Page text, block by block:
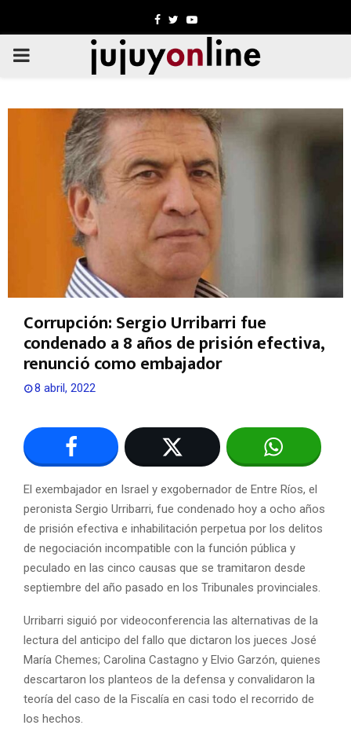
Facebook
TwitterYoutube
PRIMARY
Corrupción: Sergio Urribarri fue
condenado a 8 años de prisión efectiva,
renunció como embajador
8 abril, 2022
El exembajador en Israel y exgobernador de Entre Ríos, el
peronista Sergio Urribarri, fue condenado hoy a ocho años
de prisión efectiva e inhabilitación perpetua por los delitos
de negociación incompatible con la función pública y
peculado en las cinco causas que se tramitaron desde
septiembre del año pasado en los Tribunales provinciales.
Urribarri siguió por videoconferencia las alternativas de la
lectura del anticipo del fallo que dictaron los jueces José
María Chemes; Carolina Castagno y Elvio Garzón, quienes
descartaron los planteos de la defensa y convalidaron la
teoría del caso de la Fiscalía en casi todo el recorrido de
los hechos.